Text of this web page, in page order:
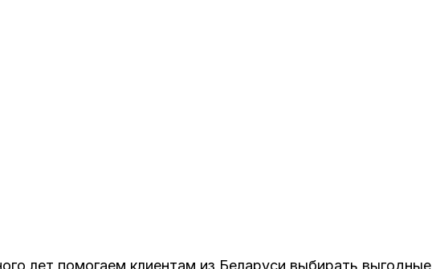
лет помогаем клиентам из Беларуси выбирать выгодные